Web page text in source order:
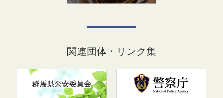
関連団体・リンク集